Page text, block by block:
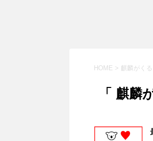
HOME > 麒麟がくる
「 麒麟